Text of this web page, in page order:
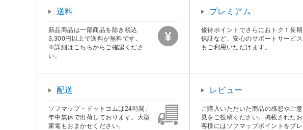
送料
新品商品は一部商品を除き税込
3,300円以上で送料が無料です。
※詳細はこちらからご確認くださ
い。
プレミアム
優待ポイントでさらにおトク！長期
保証など、安心のサポートサービス
もご利用いただけます。
配送
ソフマップ・ドットコムは24時間、
年中無休で出荷しております。大型
家電もおまかせください。
レビュー
ご購入いただいた商品の感想やご意
見をご投稿ください。掲載されたお
客様にはソフマップポイントをプレ